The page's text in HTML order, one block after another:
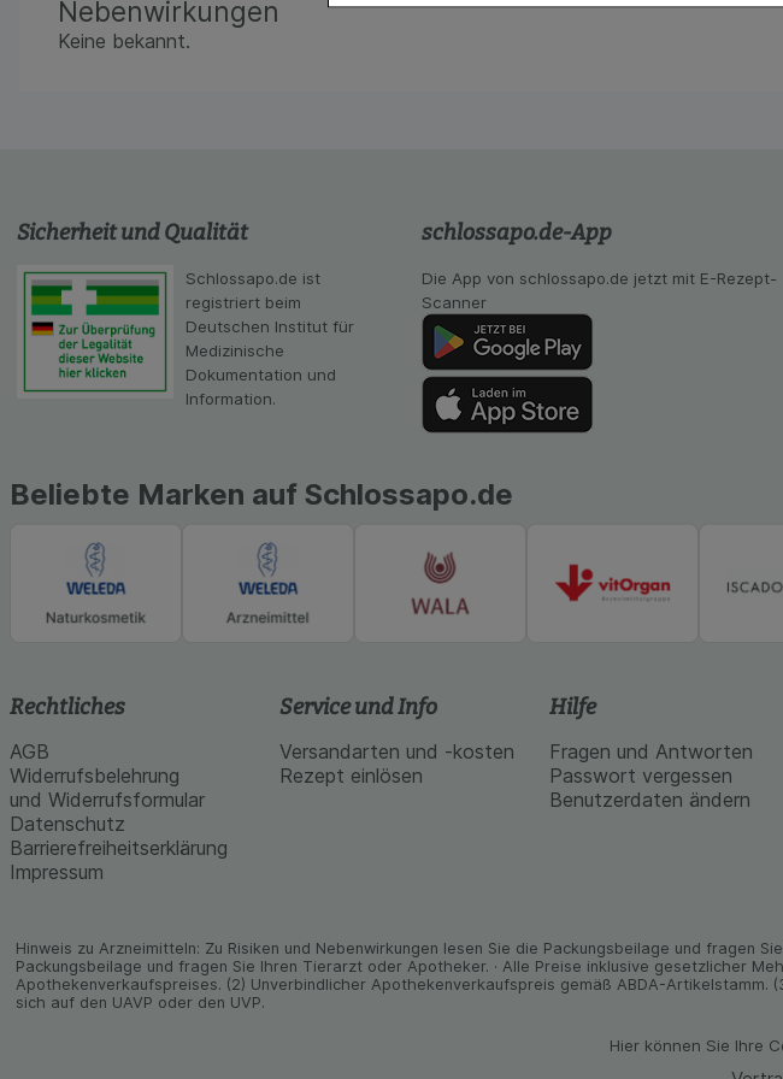
gestalten, beispielsweise für die
Nebenwirkungen
Keine bekannt.
Sicherheit und Qualität
Schlossapo.de ist
registriert beim
Deutschen Institut für
Medizinische
Dokumentation und
Information.
schlossapo.de-App
Die App von schlossapo.de jetzt mit E-Rezept-
Scanner
Beliebte Marken auf Schlossapo.de
Rechtliches
AGB
Widerrufsbelehrung
und Widerrufsformular
Datenschutz
Barrierefreiheitserklärung
Impressum
Service und Info
Versandarten und -kosten
Rezept einlösen
Hilfe
Fragen und Antworten
Passwort vergessen
Benutzerdaten ändern
Hinweis zu Arzneimitteln: Zu Risiken und Neben­wirkungen lesen Sie die Packungs­beilage und fragen
Packungs­beilage und fragen Sie Ihren Tier­arzt oder Apo­theker. · Alle Preise inklusive gesetz­licher
Apothekenverkaufspreises. (2) Unverbindlicher Apothekenverkaufspreis gemäß ABDA-
sich auf den UAVP oder den UVP.
Hier können Sie Ihre